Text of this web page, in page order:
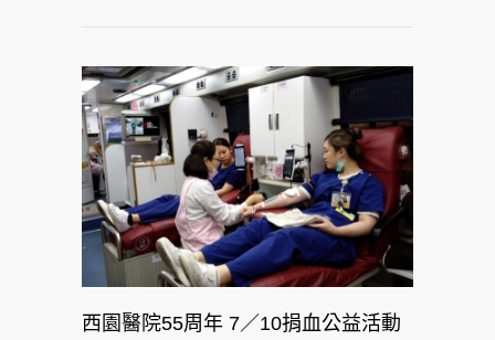
西園醫院55周年 7／10捐血公益活動